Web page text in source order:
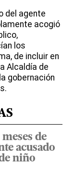
del agente
acogió
los
de incluir en
Alcaldía de
gobernación
de
acusado
niño